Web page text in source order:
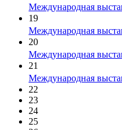
Международная
19
Международная
20
Международная
21
Международная
22
23
24
25